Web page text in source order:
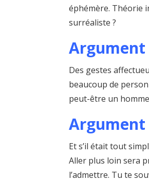
éphémère. Théorie
surréaliste ?
Argument
Des gestes
beaucoup de
peut-être un
Argument
Et s’il était tout
Aller plus loin sera
l’admettre. Tu te